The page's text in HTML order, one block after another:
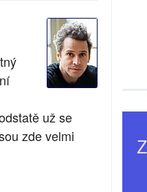
už se
zde velmi